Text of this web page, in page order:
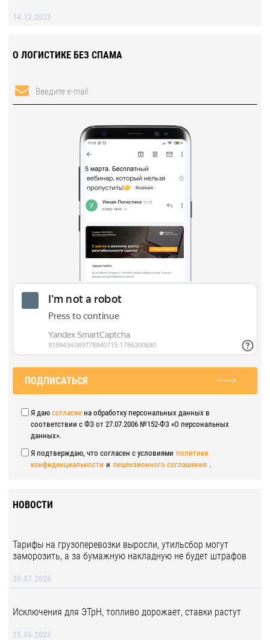
14.12.2023
О ЛОГИСТИКЕ БЕЗ СПАМА
ПОДПИСАТЬСЯ
Я даю согласие на обработку персональных данных в
соответствии с ФЗ от 27.07.2006 №152-ФЗ «О персональных
данных».
Я подтверждаю, что согласен с условиями политики
конфиденциальности и лицензионного соглашения .
НОВОСТИ
Тарифы на грузоперевозки выросли, утильсбор могут
заморозить, а за бумажную накладную не будет штрафов
30.07.2026
Исключения для ЭТрН, топливо дорожает, ставки растут
25.06.2026